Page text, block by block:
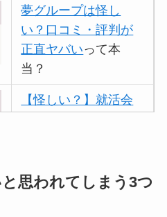
夢グループは怪し
い？口コミ・評判が
正直ヤバいって本
当？
【怪しい？】就活会
アトムクリニックは
思われてしまう3つ